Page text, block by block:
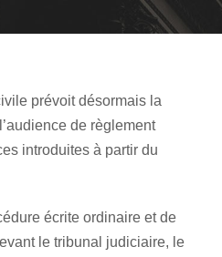
prévoit désormais la
de règlement
introduites à partir du
écrite ordinaire et de
le tribunal judiciaire, le